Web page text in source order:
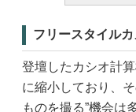
フリースタイル
登壇したカシオ計
に縮小しており、
ものを撮る”機会は